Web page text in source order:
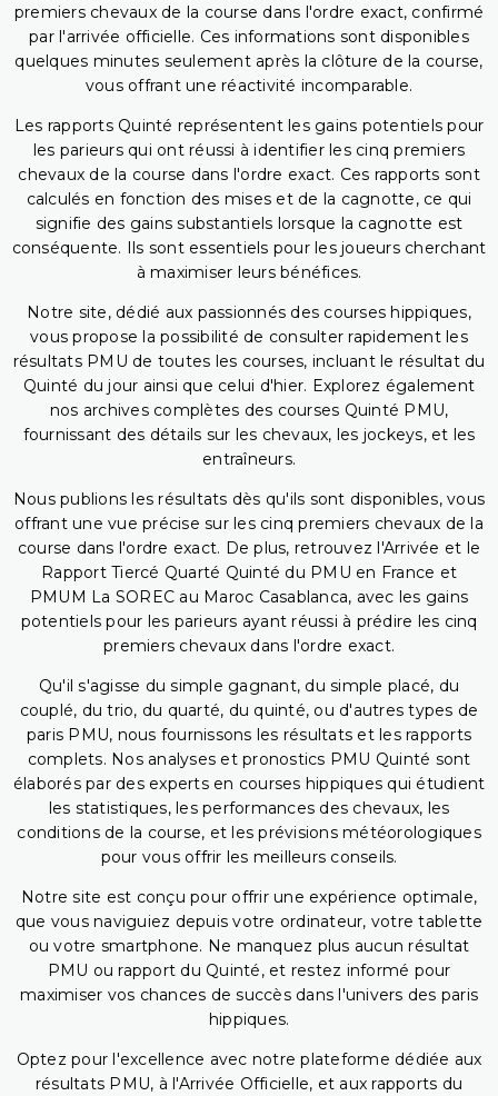
premiers chevaux de la course dans l'ordre exact, confirmé
par l'arrivée officielle. Ces informations sont disponibles
quelques minutes seulement après la clôture de la course,
vous offrant une réactivité incomparable.
Les rapports Quinté représentent les gains potentiels pour
les parieurs qui ont réussi à identifier les cinq premiers
chevaux de la course dans l'ordre exact. Ces rapports sont
calculés en fonction des mises et de la cagnotte, ce qui
signifie des gains substantiels lorsque la cagnotte est
conséquente. Ils sont essentiels pour les joueurs cherchant
à maximiser leurs bénéfices.
Notre site, dédié aux passionnés des courses hippiques,
vous propose la possibilité de consulter rapidement les
résultats PMU de toutes les courses, incluant le résultat du
Quinté du jour ainsi que celui d'hier. Explorez également
nos archives complètes des courses Quinté PMU,
fournissant des détails sur les chevaux, les jockeys, et les
entraîneurs.
Nous publions les résultats dès qu'ils sont disponibles, vous
offrant une vue précise sur les cinq premiers chevaux de la
course dans l'ordre exact. De plus, retrouvez l'Arrivée et le
Rapport Tiercé Quarté Quinté du PMU en France et
PMUM La SOREC au Maroc Casablanca, avec les gains
potentiels pour les parieurs ayant réussi à prédire les cinq
premiers chevaux dans l'ordre exact.
Qu'il s'agisse du simple gagnant, du simple placé, du
couplé, du trio, du quarté, du quinté, ou d'autres types de
paris PMU, nous fournissons les résultats et les rapports
complets. Nos analyses et pronostics PMU Quinté sont
élaborés par des experts en courses hippiques qui étudient
les statistiques, les performances des chevaux, les
conditions de la course, et les prévisions météorologiques
pour vous offrir les meilleurs conseils.
Notre site est conçu pour offrir une expérience optimale,
que vous naviguiez depuis votre ordinateur, votre tablette
ou votre smartphone. Ne manquez plus aucun résultat
PMU ou rapport du Quinté, et restez informé pour
maximiser vos chances de succès dans l'univers des paris
hippiques.
Optez pour l'excellence avec notre plateforme dédiée aux
résultats PMU, à l'Arrivée Officielle, et aux rapports du